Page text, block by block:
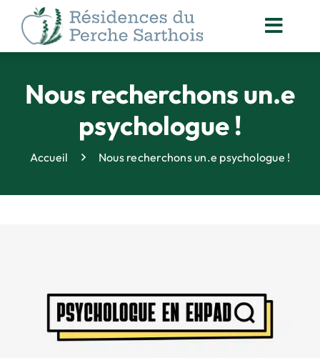
Passer
contenu
DES RÉSIDENTS
NOS
ACTUALITÉS
ORGANISATION
ANIMATION
& SÉCURITÉ
PARTENARIAT
& MÉCÉNAT
Nous recherchons un.e
psychologue !
Accueil Nous recherchons un.e psychologue !